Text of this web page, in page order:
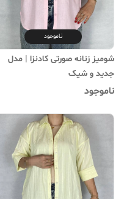
ناموجود
شومیز زنانه صورتی کادنزا | مدل
جدید و شیک
ناموجود